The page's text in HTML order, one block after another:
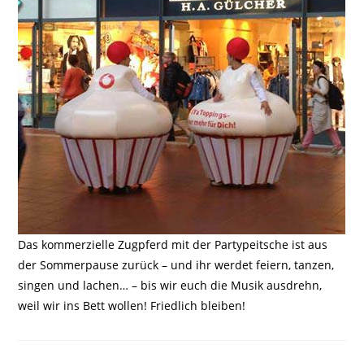
Das kommerzielle Zugpferd mit der Partypeitsche ist aus
der Sommerpause zurück – und ihr werdet feiern, tanzen,
singen und lachen… – bis wir euch die Musik ausdrehn,
weil wir ins Bett wollen! Friedlich bleiben!